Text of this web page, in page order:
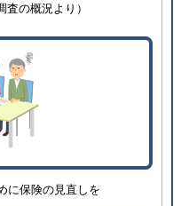
の概況より）
に保険の見直しを